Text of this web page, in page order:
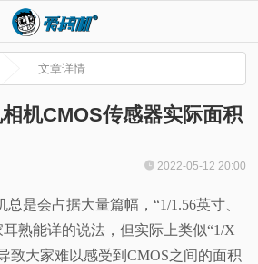
文章详情
机CMOS传感器实际面积
2022-05-12 20:00
是会占据大量篇幅，“1/1.56英寸、
熟能详的说法，但实际上类似“1/X
致大家难以感受到CMOS之间的面积